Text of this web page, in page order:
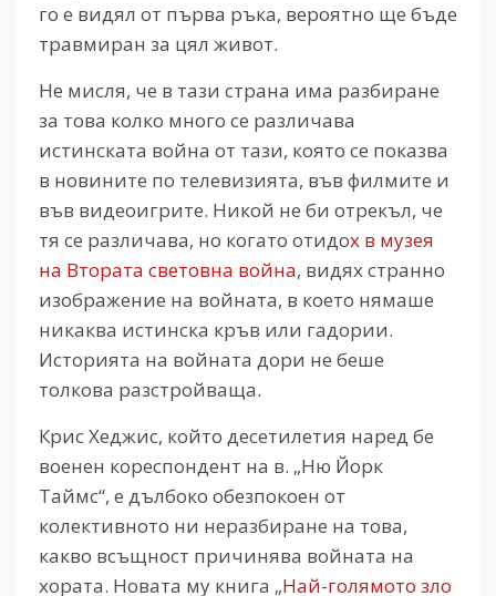
го е видял от първа ръка, вероятно ще бъде
травмиран за цял живот.
Не мисля, че в тази страна има разбиране
за това колко много се различава
истинската война от тази, която се показва
в новините по телевизията, във филмите и
във видеоигрите. Никой не би отрекъл, че
тя се различава, но когато отидох в музея
на Втората световна война, видях странно
изображение на войната, в което нямаше
никаква истинска кръв или гадории.
Историята на войната дори не беше
толкова разстройваща.
Крис Хеджис, който десетилетия наред бе
военен кореспондент на в. „Ню Йорк
Таймс“, е дълбоко обезпокоен от
колективното ни неразбиране на това,
какво всъщност причинява войната на
хората. Новата му книга „Най-голямото зло